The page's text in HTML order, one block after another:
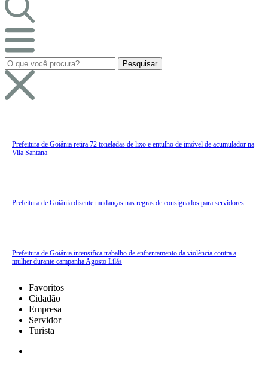
Pesquisar
por:
Prefeitura de Goiânia retira 72 toneladas de lixo e entulho de imóvel de acumulador na
Vila Santana
Prefeitura de Goiânia discute mudanças nas regras de consignados para servidores
Prefeitura de Goiânia intensifica trabalho de enfrentamento da violência contra a
mulher durante campanha Agosto Lilás
Favoritos
Cidadão
Empresa
Servidor
Turista